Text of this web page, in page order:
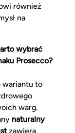
również
na
wybrać
Prosecco?
wariantu to
warg.
naturalny
zawiera